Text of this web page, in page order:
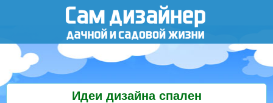
Идеи дизайна спален